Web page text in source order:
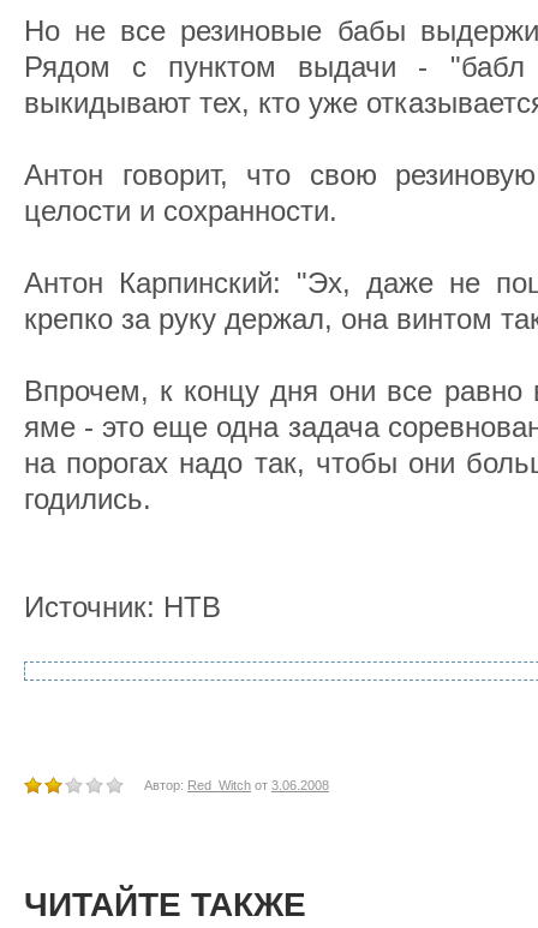
Но не все резиновые бабы
Рядом с пунктом выдачи - "бабл
выкидывают тех, кто уже
Антон говорит, что свою
целости и сохранности.
Антон Карпинский: "Эх, даже не
крепко за руку держал, она винтом
Впрочем, к концу дня они все
яме - это еще одна задача
на порогах надо так, чтобы они
годились.
Источник: НТВ
Автор: Red_Witch от 3.06.2008
ЧИТАЙТЕ ТАКЖЕ